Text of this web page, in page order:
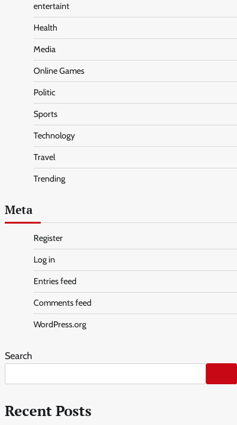
entertaint
Health
Media
Online Games
Politic
Sports
Technology
Travel
Trending
Meta
Register
Log in
Entries feed
Comments feed
WordPress.org
Search
Recent Posts